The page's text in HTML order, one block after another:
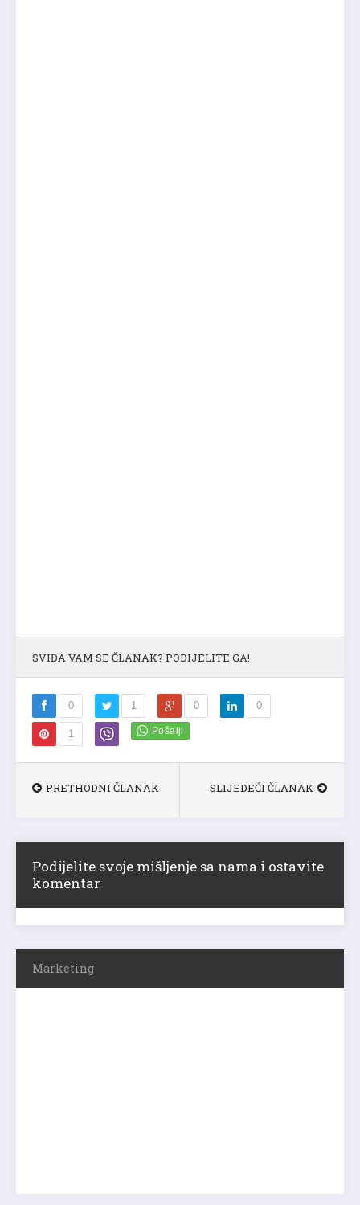
SVIĐA VAM SE ČLANAK? PODIJELITE GA!
0 1 0 0
1
PRETHODNI ČLANAK SLIJEDEĆI ČLANAK
Podijelite svoje mišljenje sa nama i ostavite
komentar
Marketing